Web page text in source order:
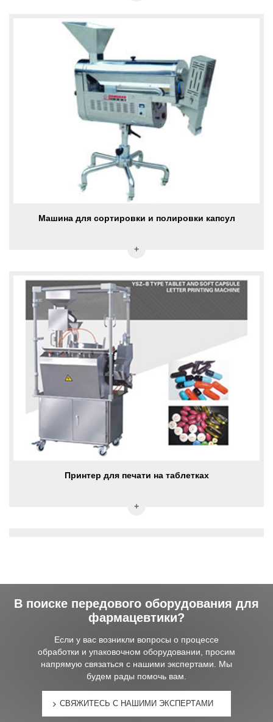
Машина для сортировки и полировки капсул
Принтер для печати на таблетках
В поиске передового оборудования для
фармацевтики?
Если у вас возникли вопросы о процессе
обработки и упаковочном оборудовании, просим
напрямую связаться с нашими экспертами. Мы
будем рады помочь вам.
СВЯЖИТЕСЬ С НАШИМИ ЭКСПЕРТАМИ